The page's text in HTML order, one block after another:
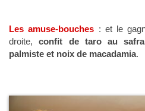
Les amuse-bouches : et le
droite, confit de taro au
palmiste et noix de macadamia.